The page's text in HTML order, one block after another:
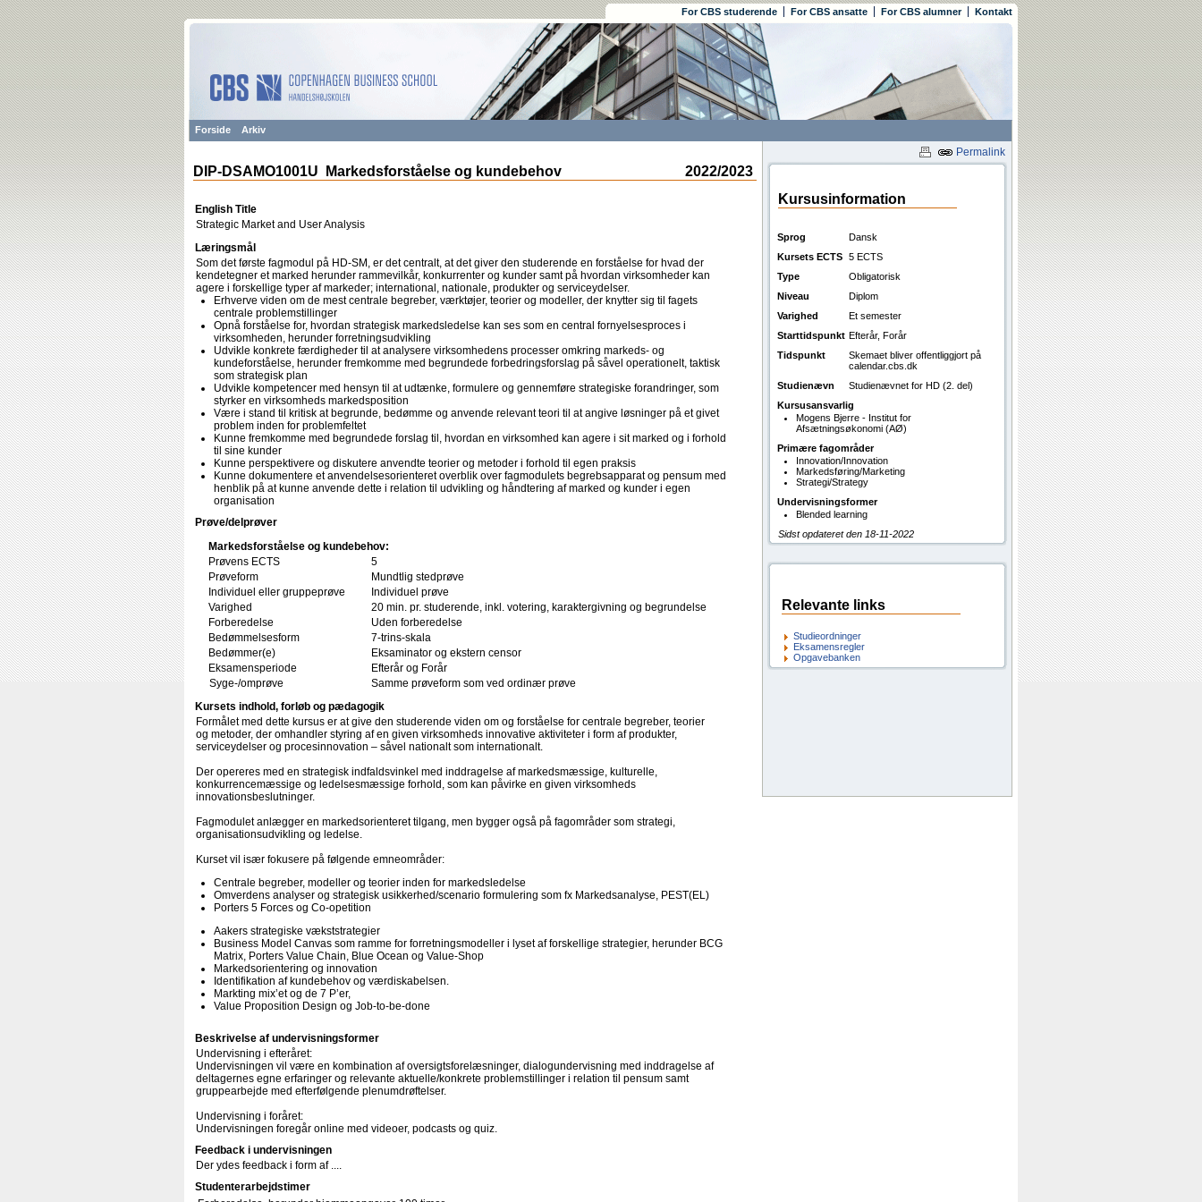
For CBS studerende For CBS ansatte For CBS alumner Kontakt
Forside Arkiv
Permalink
2022/2023
DIP-DSAMO1001U Markedsforståelse og kundebehov
English Title
Strategic Market and User Analysis
Læringsmål
Som det første fagmodul på HD-SM, er det centralt, at det giver den studerende en forståelse for hvad der
kendetegner et marked herunder rammevilkår, konkurrenter og kunder samt på hvordan virksomheder kan
agere i forskellige typer af markeder; international, nationale, produkter og serviceydelser.
Erhverve viden om de mest centrale begreber, værktøjer, teorier og modeller, der knytter sig til fagets
centrale problemstillinger
Opnå forståelse for, hvordan strategisk markedsledelse kan ses som en central fornyelsesproces i
virksomheden, herunder forretningsudvikling
Udvikle konkrete færdigheder til at analysere virksomhedens processer omkring markeds- og
kundeforståelse, herunder fremkomme med begrundede forbedringsforslag på såvel operationelt, taktisk
som strategisk plan
Udvikle kompetencer med hensyn til at udtænke, formulere og gennemføre strategiske forandringer, som
styrker en virksomheds markedsposition
Være i stand til kritisk at begrunde, bedømme og anvende relevant teori til at angive løsninger på et givet
problem inden for problemfeltet
Kunne fremkomme med begrundede forslag til, hvordan en virksomhed kan agere i sit marked og i forhold
til sine kunder
Kunne perspektivere og diskutere anvendte teorier og metoder i forhold til egen praksis
Kunne dokumentere et anvendelsesorienteret overblik over fagmodulets begrebsapparat og pensum med
henblik på at kunne anvende dette i relation til udvikling og håndtering af marked og kunder i egen
organisation
Prøve/delprøver
Markedsforståelse og kundebehov:
Prøvens ECTS
5
Prøveform
Mundtlig stedprøve
Individuel eller gruppeprøve
Individuel prøve
Varighed
20 min. pr. studerende, inkl. votering, karaktergivning og begrundelse
Forberedelse
Uden forberedelse
Bedømmelsesform
7-trins-skala
Bedømmer(e)
Eksaminator og ekstern censor
Eksamensperiode
Efterår og Forår
Syge-/omprøve
Samme prøveform som ved ordinær prøve
Kursets indhold, forløb og pædagogik
Formålet med dette kursus er at give den studerende viden om og forståelse for centrale begreber, teorier
og metoder, der omhandler styring af en given virksomheds innovative aktiviteter i form af produkter,
serviceydelser og procesinnovation – såvel nationalt som internationalt.
Der opereres med en strategisk indfaldsvinkel med inddragelse af markedsmæssige, kulturelle,
konkurrencemæssige og ledelsesmæssige forhold, som kan påvirke en given virksomheds
innovationsbeslutninger.
Fagmodulet anlægger en markedsorienteret tilgang, men bygger også på fagområder som strategi,
organisationsudvikling og ledelse.
Kurset vil især fokusere på følgende emneområder:
Centrale begreber, modeller og teorier inden for markedsledelse
Omverdens analyser og strategisk usikkerhed/scenario formulering som fx Markedsanalyse, PEST(EL)
Porters 5 Forces og Co-opetition
Aakers strategiske vækststrategier
Business Model Canvas som ramme for forretningsmodeller i lyset af forskellige strategier, herunder BCG
Matrix, Porters Value Chain, Blue Ocean og Value-Shop
Markedsorientering og innovation
Identifikation af kundebehov og værdiskabelsen.
Markting mix’et og de 7 P’er,
Value Proposition Design og Job-to-be-done
Beskrivelse af undervisningsformer
Undervisning i efteråret:
Undervisningen vil være en kombination af oversigtsforelæsninger, dialogundervisning med inddragelse af
deltagernes egne erfaringer og relevante aktuelle/konkrete problemstillinger i relation til pensum samt
gruppearbejde med efterfølgende plenumdrøftelser.
Undervisning i foråret:
Undervisningen foregår online med videoer, podcasts og quiz.
Feedback i undervisningen
Der ydes feedback i form af ....
Studenterarbejdstimer
Kursusinformation
Sprog
Dansk
Kursets ECTS 5 ECTS
Type
Obligatorisk
Niveau
Diplom
Varighed
Et semester
Starttidspunkt Efterår, Forår
Tidspunkt
Skemaet bliver offentliggjort på
calendar.cbs.dk
Studienævn
Studienævnet for HD (2. del)
Kursusansvarlig
Mogens Bjerre - Institut for
Afsætningsøkonomi (AØ)
Primære fagområder
Innovation/Innovation
Markedsføring/Marketing
Strategi/Strategy
Undervisningsformer
Blended learning
Sidst opdateret den 18-11-2022
Relevante links
Studieordninger
Eksamensregler
Opgavebanken